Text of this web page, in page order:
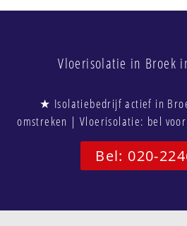
Vloerisolatie in Broek
★ Isolatiebedrijf actief in
omstreken | Vloerisolatie: bel
Bel: 020-